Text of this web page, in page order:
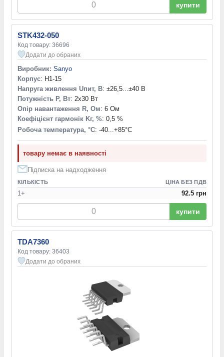
купити
STK432-050
Код товару: 36696
Додати до обраних
Виробник: Sanyo
Корпус: H1-15
Напруга живлення Uпит, В: ±26,5...±40 В
Потужність P, Вт: 2x30 Вт
Опір навантаження R, Ом: 6 Ом
Коефіцієнт гармонік Kг, %: 0,5 %
Робоча температура, °С: -40...+85°С
товару немає в наявності
Підписка на надходження
КІЛЬКІСТЬ ЦІНА БЕЗ ПДВ
1+ 92.5 грн
купити
TDA7360
Код товару: 36403
Додати до обраних